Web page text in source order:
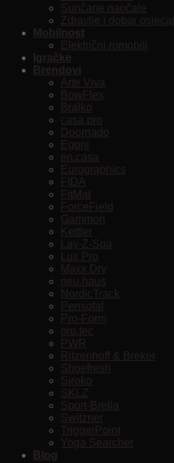
Sunčane naočale
Zdravlje i dobar osjećaj
Mobilnost
Električni romobili
Igračke
Brendovi
Arte Viva
BowFlex
Bralko
casa.pro
Doornado
Egoni
en.casa
Eurographics
FIDA
FitMat
ForceField
Gammon
Kettler
Lay-Z-Spa
Lux Pro
Maxx Dry
neu.haus
NordicTrack
Pensofal
Pro-Form
pro.tec
PWR
Ritzenhoff & Breker
Shoefresh
Siroko
SKLZ
Sport-Brella
Switzner
TriggerPoint
Yoga Searcher
Blog